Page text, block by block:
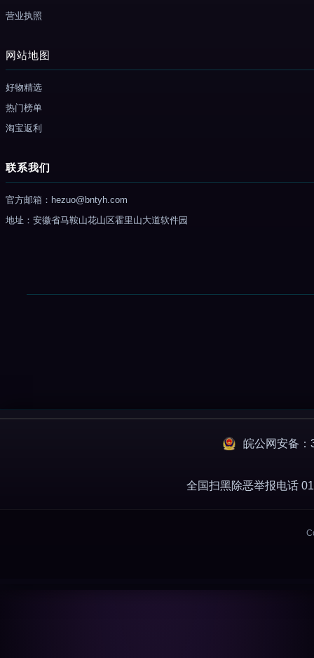
营业执照
网站地图
好物精选
热门榜单
淘宝返利
联系我们
官方邮箱：hezuo@bntyh.com
地址：安徽省马鞍山花山区霍里山大道软件园
皖公网安备
全国扫黑除恶举报电话